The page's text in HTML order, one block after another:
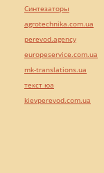
Синтезаторы
agrotechnika.com.ua
perevod.agency
europeservice.com.ua
mk-translations.ua
текст юа
kievperevod.com.ua